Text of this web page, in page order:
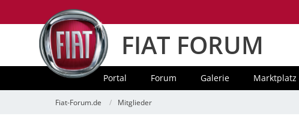
FIAT FORUM
Portal Forum Galerie Marktplatz
Fiat-Forum.de Mitglieder